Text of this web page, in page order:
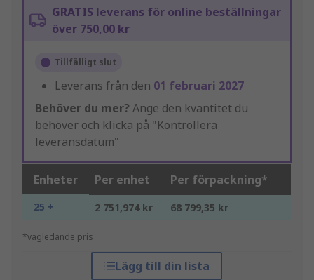
GRATIS leverans för online beställningar
över 750,00 kr
Tillfälligt slut
Leverans från den 01 februari 2027
Behöver du mer? Ange den kvantitet du
behöver och klicka på "Kontrollera
leveransdatum"
Enheter Per enhet Per förpackning*
25 + 2 751,974 kr 68 799,35 kr
*vägledande pris
Lägg till din lista